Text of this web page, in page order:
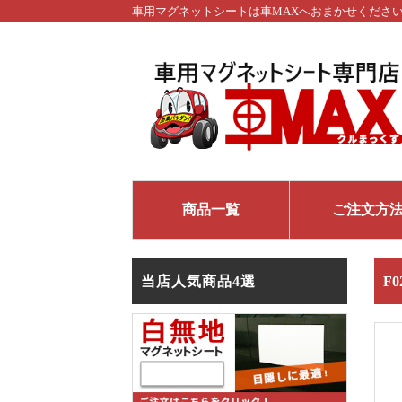
車用マグネットシートは車MAXへおまかせくださ
商品一覧 ご注文方
当店人気商品4選